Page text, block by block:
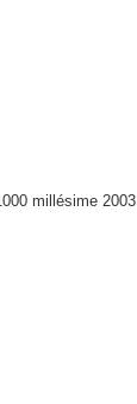
millésime 2003